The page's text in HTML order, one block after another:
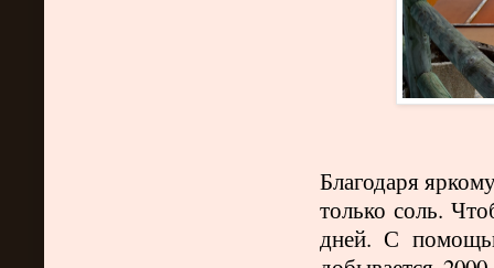
Благодаря
только соль.
дней. С